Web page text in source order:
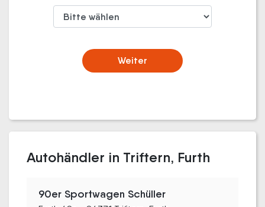
Weiter
Autohändler in Triftern, Furth
90er Sportwagen Schüller